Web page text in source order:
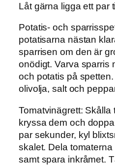
Låt gärna ligga ett par
Potatis- och
potatisarna nästan
sparrisen om den är
onödigt. Varva sparris
och potatis på
olivolja, salt och
Tomatvinägrett: Skålla
kryssa dem och
par sekunder, kyl
skalet. Dela
samt spara inkråmet.